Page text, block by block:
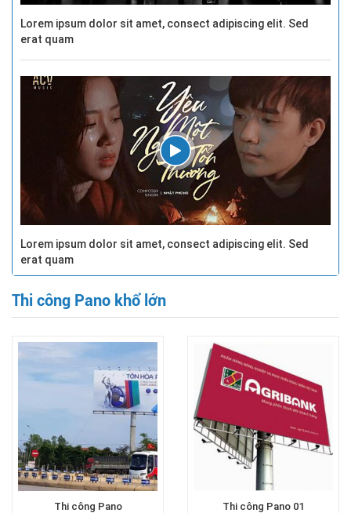
Lorem ipsum dolor sit amet, consect adipiscing elit. Sed
erat quam
Lorem ipsum dolor sit amet, consect adipiscing elit. Sed
erat quam
Thi công Pano khổ lớn
Thi công Pano Thi công Pano 01